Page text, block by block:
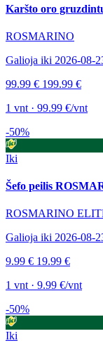
Karšto oro
ROSMARINO
Galioja iki 2026-08-
99.99 € 199.99 €
1 vnt · 99.99 €/vnt
-50%
Iki
Šefo peilis
ROSMARINO
Galioja iki 2026-08-
9.99 € 19.99 €
1 vnt · 9.99 €/vnt
-50%
Iki